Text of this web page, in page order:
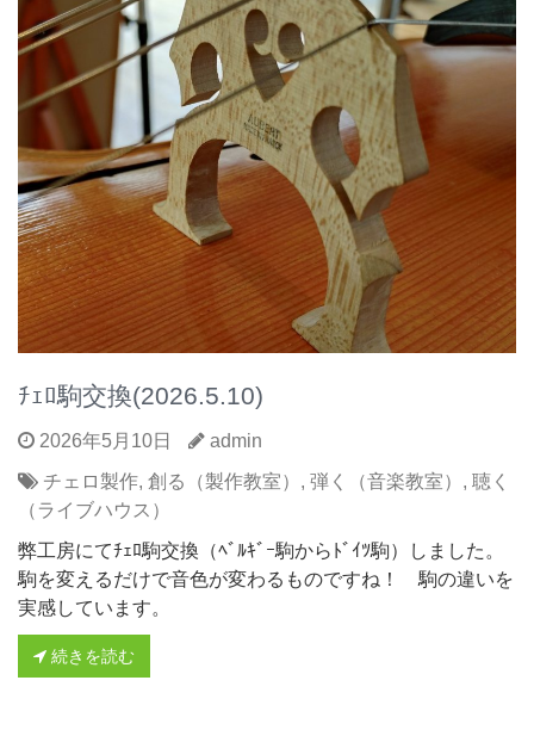
ﾁｪﾛ駒交換(2026.5.10)
2026年5月10日
admin
チェロ製作, 創る（製作教室） , 弾く（音楽教室） , 聴く
（ライブハウス）
弊工房にてﾁｪﾛ駒交換（ﾍﾞﾙｷﾞｰ駒からﾄﾞｲﾂ駒）しました。
駒を変えるだけで音色が変わるものですね！ 駒の違いを
実感しています。
続きを読む